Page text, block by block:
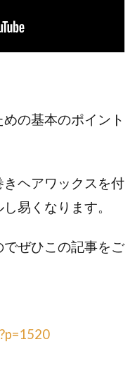
の基本のポイント
ヘアワックスを付
易くなります。
ぜひこの記事をご